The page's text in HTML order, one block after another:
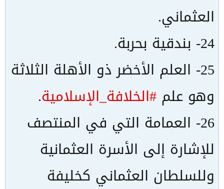
العثماني.
24- بندقية بحربة.
25- العلم الأخضر ذو الأهلة الثلاثة
وهو علم #الخلافة_الإسلامية.
26- العمامة التي في المنتصف
للإشارة إلى الأسرة العثمانية
وللسلطان العثماني كخليفة